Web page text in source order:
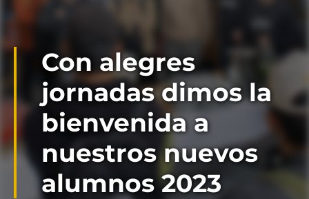
Con alegres
jornadas dimos la
bienvenida a
nuestros nuevos
alumnos 2023